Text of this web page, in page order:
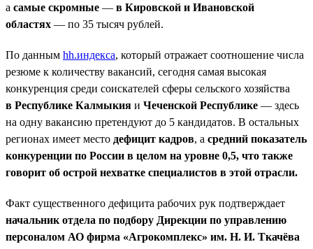
а самые скромные — в Кировской и Ивановской
областях — по 35 тысяч рублей.
По данным hh.индекса, который отражает соотношение числа
резюме к количеству вакансий, сегодня самая высокая
конкуренция среди соискателей сферы сельского хозяйства
в Республике Калмыкия и Чеченской Республике — здесь
на одну вакансию претендуют до 5 кандидатов. В остальных
регионах имеет место дефицит кадров, а средний показатель
конкуренции по России в целом на уровне 0,5, что также
говорит об острой нехватке специалистов в этой отрасли.
Факт существенного дефицита рабочих рук подтверждает
начальник отдела по подбору Дирекции по управлению
персоналом АО фирма «Агрокомплекс» им. Н. И. Ткачёва